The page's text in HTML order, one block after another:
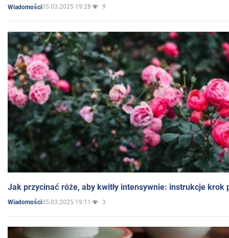
Wiadomości05.03.2025 19:28 9
Jak przycinać róże, aby kwitły intensywnie: instrukcje krok
Wiadomości05.03.2025 19:11 3